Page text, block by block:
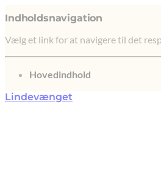
Indholdsnavigation
Vælg et link for at navigere til det
gå til
Hovedindhold
Lindevænget